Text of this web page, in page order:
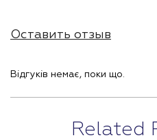
Оставить отзыв
Відгуків немає, поки що.
Related